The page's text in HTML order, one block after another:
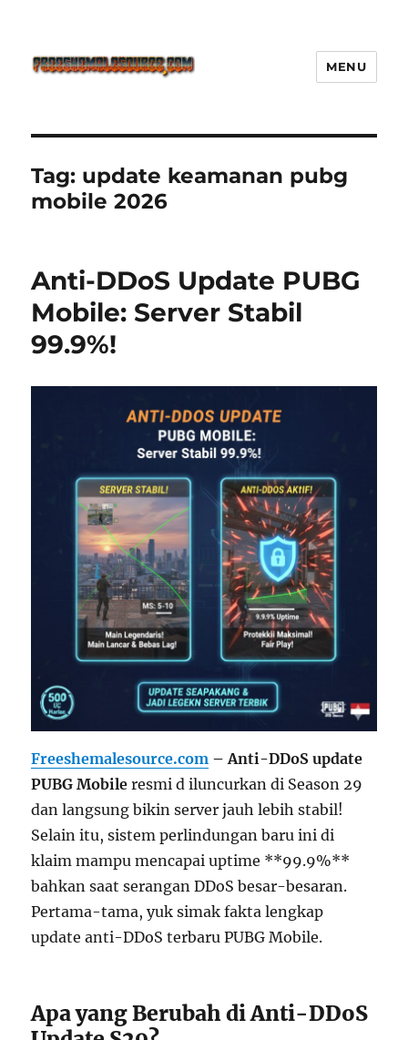
Defense Main Game Ini Pasti
Ketagihan!
MENU
Tag: update keamanan pubg
mobile 2026
Anti-DDoS Update PUBG
Mobile: Server Stabil
99.9%!
Freeshemalesource.com – Anti-DDoS update
PUBG Mobile resmi d iluncurkan di Season 29
dan langsung bikin server jauh lebih stabil!
Selain itu, sistem perlindungan baru ini di
klaim mampu mencapai uptime **99.9%**
bahkan saat serangan DDoS besar-besaran.
Pertama-tama, yuk simak fakta lengkap
update anti-DDoS terbaru PUBG Mobile.
Apa yang Berubah di Anti-DDoS